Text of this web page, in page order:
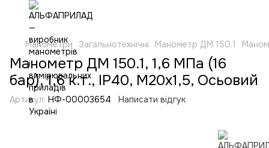
Манометри Загальнотехнічні Манометр ДМ 150.1
Манометр ДМ 150.1, 1,6 МПа (16
бар), 1,6 к.т., IP40, М20х1,5, Осьовий
Артикул: НФ-00003654 Написати відгук